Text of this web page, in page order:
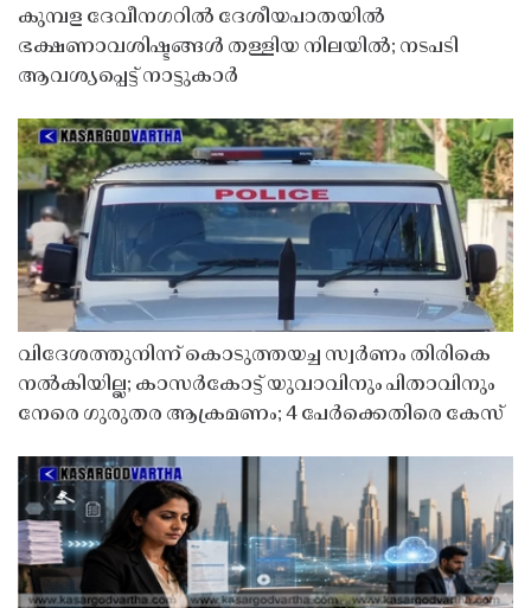
കുമ്പള ദേവീനഗറിൽ ദേശീയപാതയിൽ
ഭക്ഷണാവശിഷ്ടങ്ങൾ തള്ളിയ നിലയിൽ; നടപടി
ആവശ്യപ്പെട്ട് നാട്ടുകാർ
വിദേശത്തുനിന്ന് കൊടുത്തയച്ച സ്വർണം തിരികെ
നൽകിയില്ല; കാസർകോട്ട് യുവാവിനും പിതാവിനും
നേരെ ഗുരുതര ആക്രമണം; 4 പേർക്കെതിരെ കേസ്